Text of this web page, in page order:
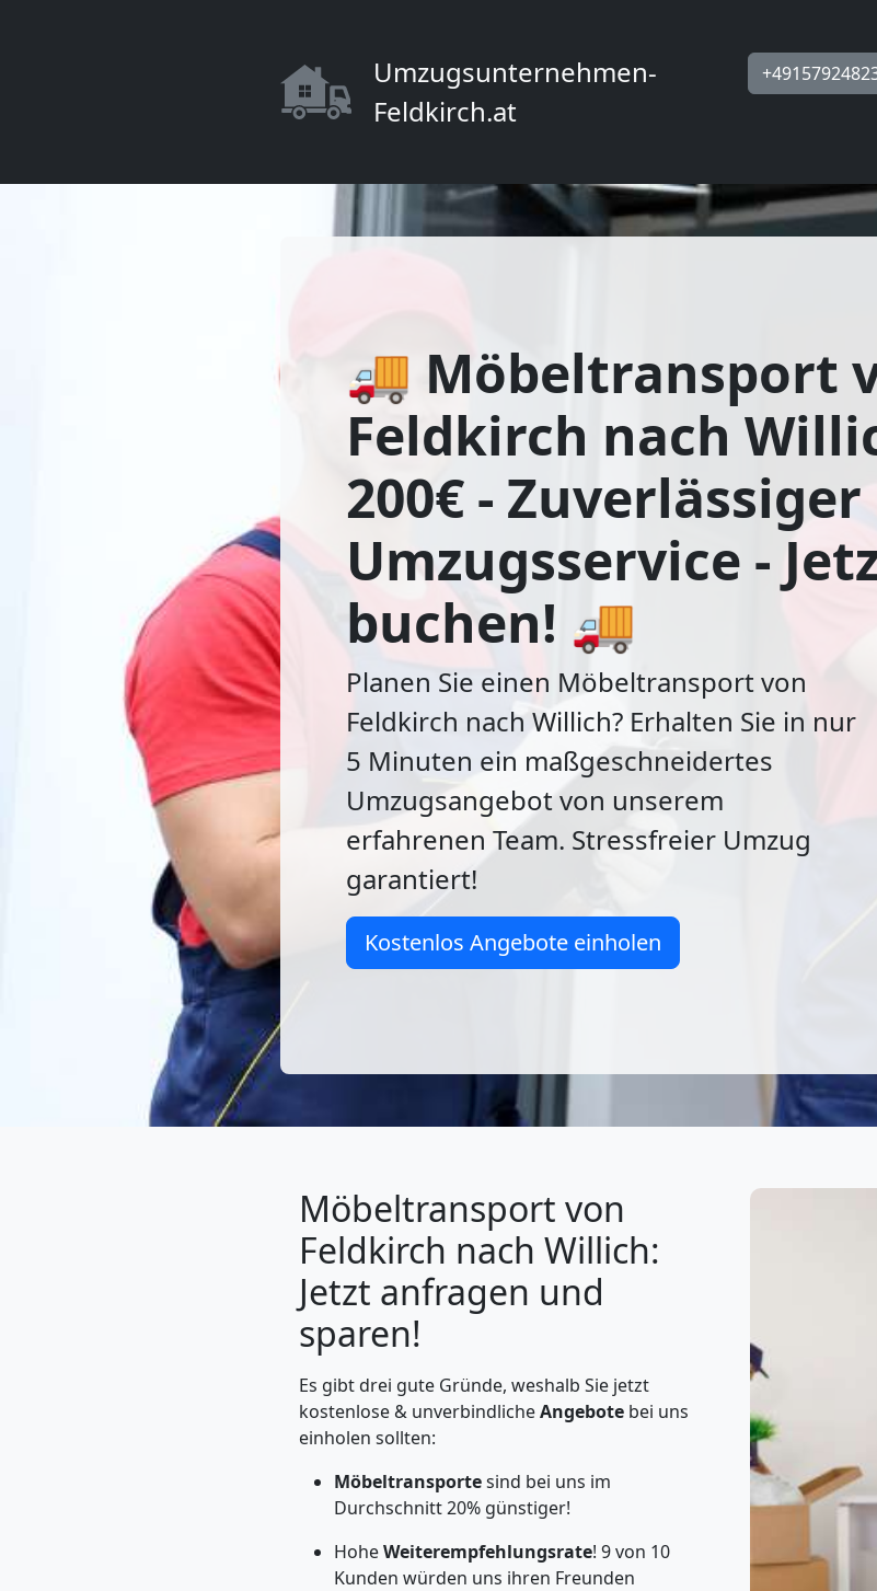
Umzugsunternehmen-
Feldkirch.at
🚚 Möbeltransport
Feldkirch nach
200€ - Zuverlässiger
Umzugsservice -
buchen! 🚚
Planen Sie einen Möbeltransport von
Feldkirch nach Willich? Erhalten Sie in nur
5 Minuten ein maßgeschneidertes
Umzugsangebot von unserem
erfahrenen Team. Stressfreier Umzug
garantiert!
Kostenlos Angebote einholen
Möbeltransport von
Feldkirch nach Willich:
Jetzt anfragen und
sparen!
Es gibt drei gute Gründe, weshalb Sie jetzt
kostenlose & unverbindlicheAngebotebei uns
einholen sollten:
Möbeltransportesind bei uns im
Durchschnitt 20% günstiger!
HoheWeiterempfehlungsrate! 9 von 10
Kunden würden uns ihren Freunden